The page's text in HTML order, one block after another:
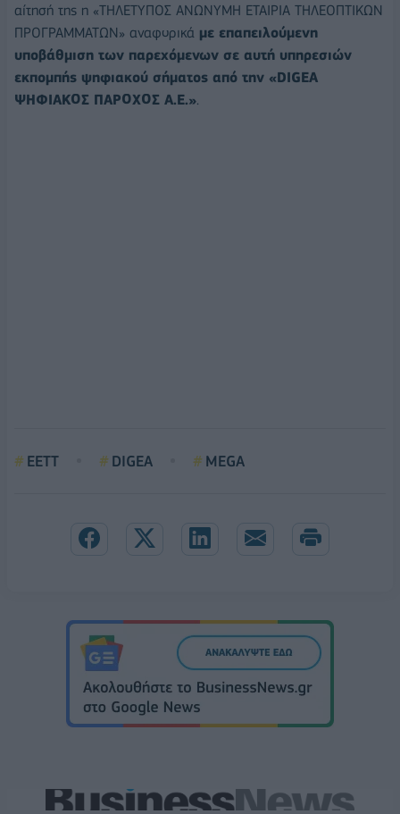
αίτησή της η «ΤΗΛΕΤΥΠΟΣ ΑΝΩΝΥΜΗ ΕΤΑΙΡΙΑ ΤΗΛΕΟΠΤΙΚΩΝ
ΠΡΟΓΡΑΜΜΑΤΩΝ» αναφορικά με επαπειλούμενη
υποβάθμιση των παρεχόμενων σε αυτή υπηρεσιών
εκπομπής ψηφιακού σήματος από την «DIGEA
ΨΗΦΙΑΚΟΣ ΠΑΡΟΧΟΣ Α.Ε.».
ΕΕΤΤ DIGEA MEGA